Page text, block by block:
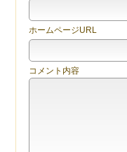
ホームページURL
コメント内容